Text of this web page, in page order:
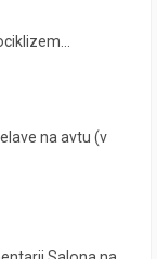
na avtu (v